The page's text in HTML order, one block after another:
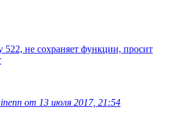
522, не сохраняет функции, просит
от 13 июля 2017, 21:54